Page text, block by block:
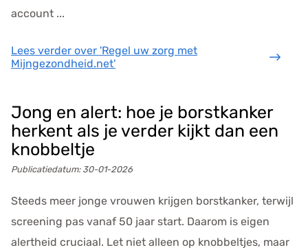
account ...
Lees verder over 'Regel uw zorg met
Mijngezondheid.net'
Jong en alert: hoe je borstkanker
herkent als je verder kijkt dan een
knobbeltje
Publicatiedatum: 30-01-2026
Steeds meer jonge vrouwen krijgen borstkanker, terwijl
screening pas vanaf 50 jaar start. Daarom is eigen
alertheid cruciaal. Let niet alleen op knobbeltjes, maar